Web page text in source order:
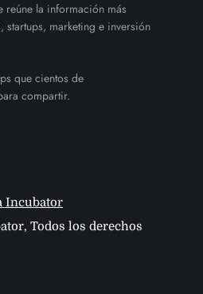
reúne la información más
marketing e inversión
que cientos de
compartir.
Incubator
Todos los derechos